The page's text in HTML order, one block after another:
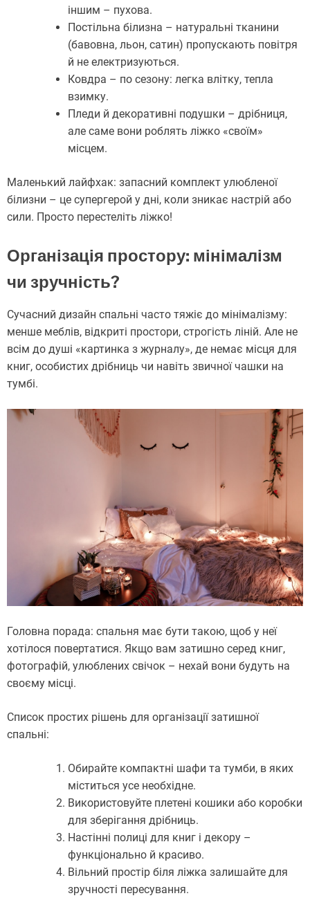
іншим – пухова.
Постільна білизна – натуральні тканини
(бавовна, льон, сатин) пропускають повітря
й не електризуються.
Ковдра – по сезону: легка влітку, тепла
взимку.
Пледи й декоративні подушки – дрібниця,
але саме вони роблять ліжко «своїм»
місцем.
Маленький лайфхак: запасний комплект улюбленої
білизни – це супергерой у дні, коли зникає настрій або
сили. Просто перестеліть ліжко!
Організація простору: мінімалізм
чи зручність?
Сучасний дизайн спальні часто тяжіє до мінімалізму:
менше меблів, відкриті простори, строгість ліній. Але не
всім до душі «картинка з журналу», де немає місця для
книг, особистих дрібниць чи навіть звичної чашки на
тумбі.
Головна порада: спальня має бути такою, щоб у неї
хотілося повертатися. Якщо вам затишно серед книг,
фотографій, улюблених свічок – нехай вони будуть на
своєму місці.
Список простих рішень для організації затишної
спальні:
Обирайте компактні шафи та тумби, в яких
міститься усе необхідне.
Використовуйте плетені кошики або коробки
для зберігання дрібниць.
Настінні полиці для книг і декору –
функціонально й красиво.
Вільний простір біля ліжка залишайте для
зручності пересування.